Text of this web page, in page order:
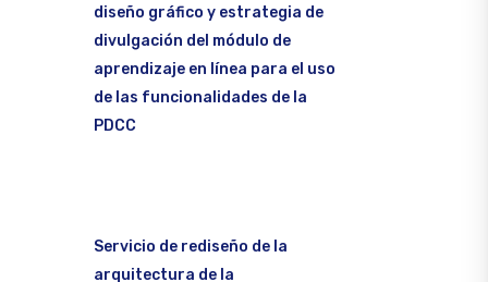
diseño gráfico y estrategia de
divulgación del módulo de
aprendizaje en línea para el uso
de las funcionalidades de la
PDCC
Servicio de rediseño de la
arquitectura de la